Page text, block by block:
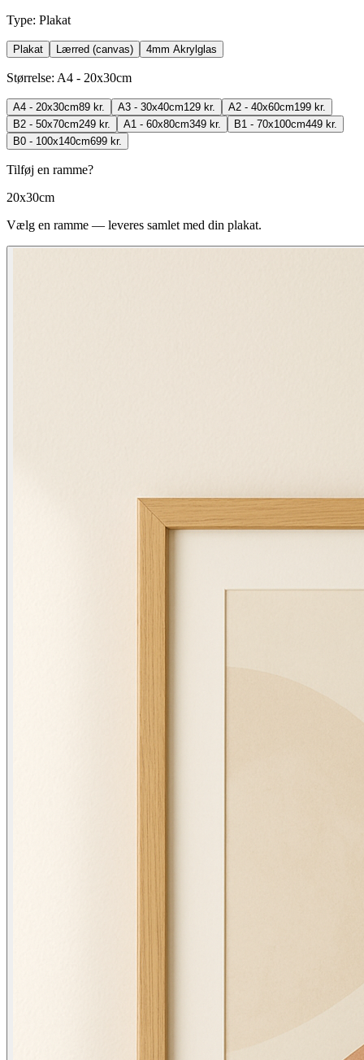
Type: Plakat
Plakat Lærred (canvas) 4mm Akrylglas
Størrelse: A4 - 20x30cm
A4 - 20x30cm89 kr. A3 - 30x40cm129 kr. A2 - 40x60cm199 kr.
B2 - 50x70cm249 kr. A1 - 60x80cm349 kr. B1 - 70x100cm449 kr.
B0 - 100x140cm699 kr.
Tilføj en ramme?
20x30cm
Vælg en ramme — leveres samlet med din plakat.